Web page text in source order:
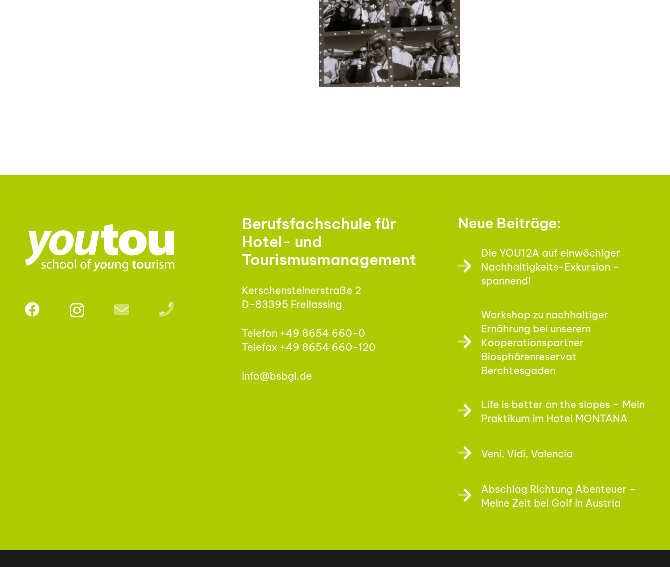
Berufsfachschule für
Hotel- und
Tourismusmanagement
Kerschensteinerstraße 2
D-83395 Freilassing
Telefon +49 8654 660-0
Telefax +49 8654 660-120
info@bsbgl.de
Neue Beiträge:
Die YOU12A auf einwöchiger
Nachhaltigkeits-Exkursion –
spannend!
Workshop zu nachhaltiger
Ernährung bei unserem
Kooperationspartner
Biosphärenreservat
Berchtesgaden
Life is better on the slopes – Mein
Praktikum im Hotel MONTANA
Veni, Vidi, Valencia
Abschlag Richtung Abenteuer –
Meine Zeit bei Golf in Austria